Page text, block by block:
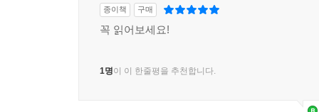
종이책 구매
꼭 읽어보세요!
1명이 이 한줄평을 추천합니다.